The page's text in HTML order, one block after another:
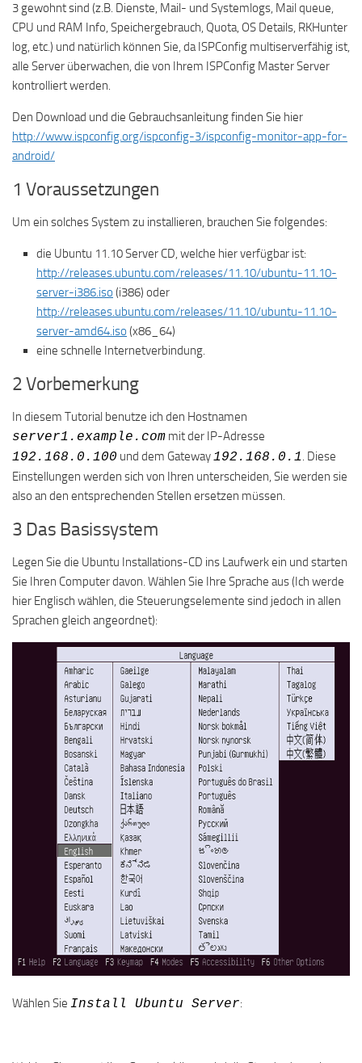
3 gewohnt sind (z.B. Dienste, Mail- und Systemlogs, Mail queue,
CPU und RAM Info, Speichergebrauch, Quota, OS Details, RKHunter
log, etc.) und natürlich können Sie, da ISPConfig multiserverfähig ist,
alle Server überwachen, die von Ihrem ISPConfig Master Server
kontrolliert werden.
Den Download und die Gebrauchsanleitung finden Sie hier
http://www.ispconfig.org/ispconfig-3/ispconfig-monitor-app-for-
android/
1 Voraussetzungen
Um ein solches System zu installieren, brauchen Sie folgendes:
die Ubuntu 11.10 Server CD, welche hier verfügbar ist:
http://releases.ubuntu.com/releases/11.10/ubuntu-11.10-
server-i386.iso (i386) oder
http://releases.ubuntu.com/releases/11.10/ubuntu-11.10-
server-amd64.iso (x86_64)
eine schnelle Internetverbindung.
2 Vorbemerkung
In diesem Tutorial benutze ich den Hostnamen
server1.example.com mit der IP-Adresse
192.168.0.100 und dem Gateway192.168.0.1. Diese
Einstellungen werden sich von Ihren unterscheiden, Sie werden sie
also an den entsprechenden Stellen ersetzen müssen.
3 Das Basissystem
Legen Sie die Ubuntu Installations-CD ins Laufwerk ein und starten
Sie Ihren Computer davon. Wählen Sie Ihre Sprache aus (Ich werde
hier Englisch wählen, die Steuerungselemente sind jedoch in allen
Sprachen gleich angeordnet):
Wählen Sie Install Ubuntu Server: